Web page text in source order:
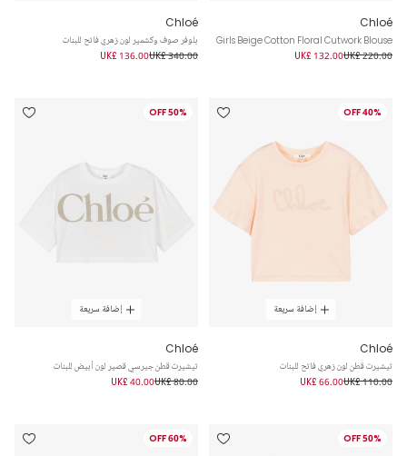
Chloé
Girls Beige Cotton Floral Cutwork Blouse
UK£ 220.00
UK£ 132.00
Chloé
بلوفر صوف وكشمير لون زهري فاتح للبنات
UK£ 340.00
UK£ 136.00
40% OFF
إضافة سريعة
Chloé
تيشيرت قطن لون زهري فاتح للبنات
UK£ 110.00
UK£ 66.00
50% OFF
إضافة سريعة
Chloé
تيشيرت قطن جيرسي قصير لون أبيض للبنات
UK£ 80.00
UK£ 40.00
50% OFF
60% OFF